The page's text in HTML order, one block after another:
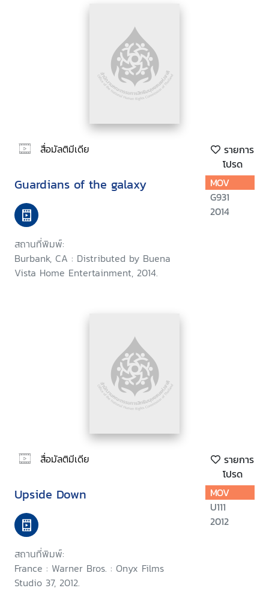
สื่อมัลติมีเดีย
รายการ
โปรด
Guardians of the galaxy
สถานที่พิมพ์:
Burbank, CA : Distributed by Buena
Vista Home Entertainment, 2014.
MOV
G931
2014
สื่อมัลติมีเดีย
รายการ
โปรด
Upside Down
สถานที่พิมพ์:
France : Warner Bros. : Onyx Films
Studio 37, 2012.
MOV
U111
2012